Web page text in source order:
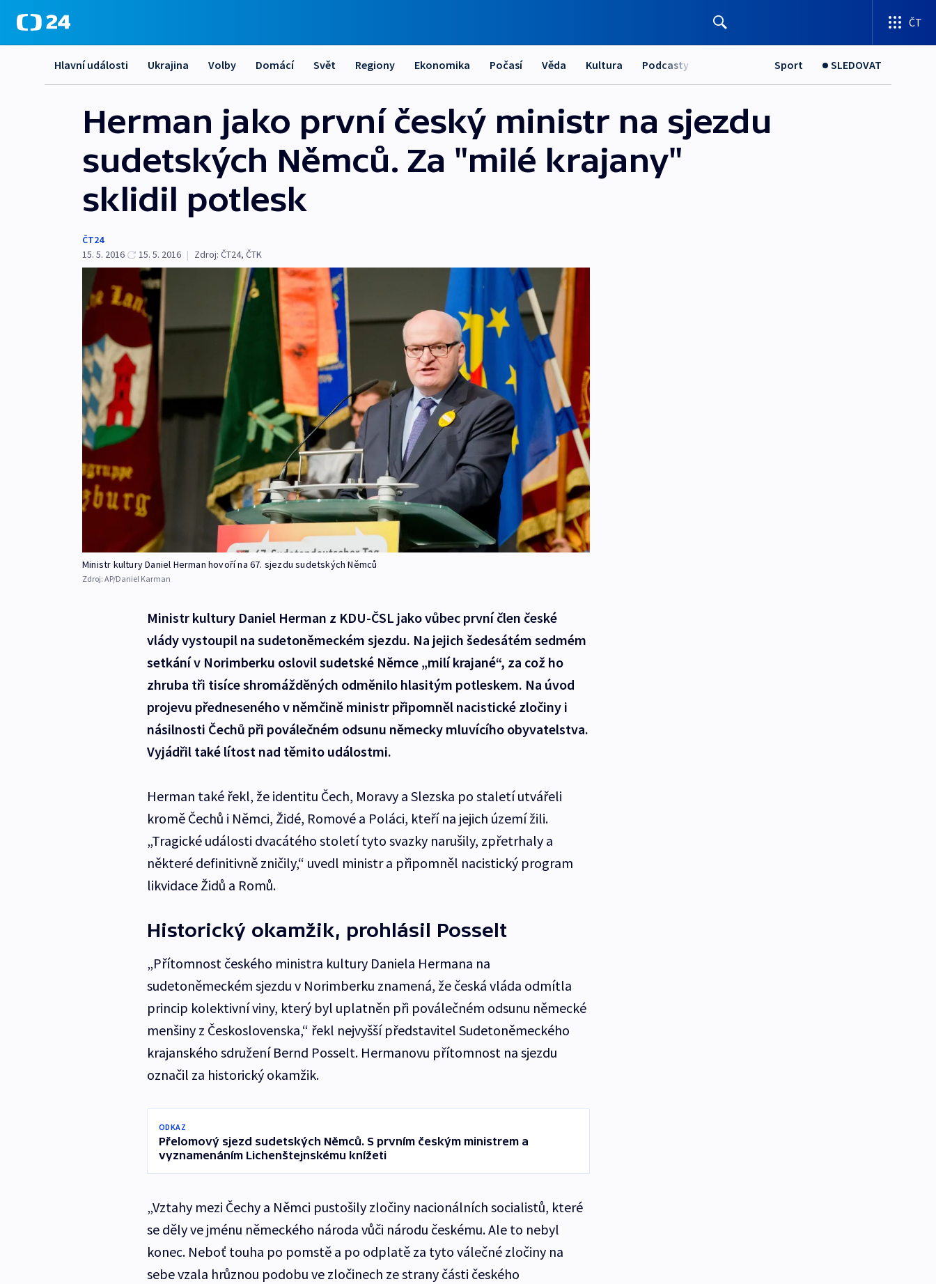
ČT
Hlavní události Ukrajina Volby Domácí Svět Regiony Ekonomika Počasí Věda Kultura Podcasty Sport SLEDOVAT
Herman jako první český ministr na sjezdu
sudetských Němců. Za "milé krajany"
sklidil potlesk
ČT24
15. 5. 2016
15. 5. 2016 | Zdroj: ČT24, ČTK
Ministr kultury Daniel Herman hovoří na 67. sjezdu sudetských Němců
Zdroj: AP/Daniel Karman
Ministr kultury Daniel Herman z KDU-ČSL jako vůbec první člen české
vlády vystoupil na sudetoněmeckém sjezdu. Na jejich šedesátém sedmém
setkání v Norimberku oslovil sudetské Němce „milí krajané“, za což ho
zhruba tři tisíce shromážděných odměnilo hlasitým potleskem. Na úvod
projevu předneseného v němčině ministr připomněl nacistické zločiny i
násilnosti Čechů při poválečném odsunu německy mluvícího obyvatelstva.
Vyjádřil také lítost nad těmito událostmi.
Herman také řekl, že identitu Čech, Moravy a Slezska po staletí utvářeli
kromě Čechů i Němci, Židé, Romové a Poláci, kteří na jejich území žili.
„Tragické události dvacátého století tyto svazky narušily, zpřetrhaly a
některé definitivně zničily,“ uvedl ministr a připomněl nacistický program
likvidace Židů a Romů.
Historický okamžik, prohlásil Posselt
„Přítomnost českého ministra kultury Daniela Hermana na
sudetoněmeckém sjezdu v Norimberku znamená, že česká vláda odmítla
princip kolektivní viny, který byl uplatněn při poválečném odsunu německé
menšiny z Československa,“ řekl nejvyšší představitel Sudetoněmeckého
krajanského sdružení Bernd Posselt. Hermanovu přítomnost na sjezdu
označil za historický okamžik.
ODKAZ
Přelomový sjezd sudetských Němců. S prvním českým ministrem a
vyznamenáním Lichenštejnskému knížeti
„Vztahy mezi Čechy a Němci pustošily zločiny nacionálních socialistů, které
se děly ve jménu německého národa vůči národu českému. Ale to nebyl
konec. Neboť touha po pomstě a po odplatě za tyto válečné zločiny na
sebe vzala hrůznou podobu ve zločinech ze strany části českého